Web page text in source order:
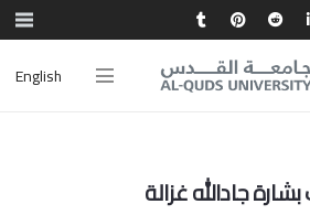
English
جادالله غزالة